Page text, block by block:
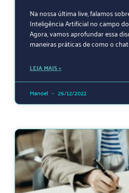
Na nossa última live, falamos
Inteligência Artificial no campo
Agora, vamos aprofundar essa
maneiras práticas de como o
LEIA MAIS »
Manoel 26/12/2022